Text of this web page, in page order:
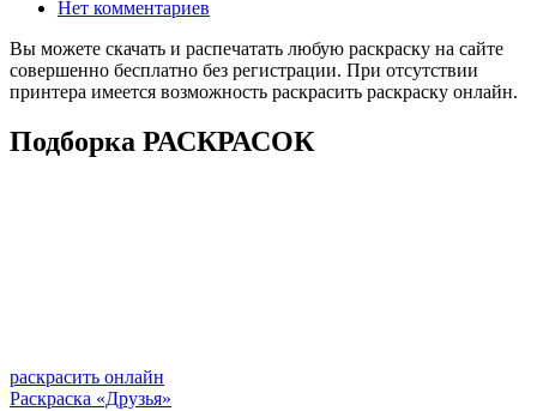
Нет комментариев
Вы можете скачать и распечатать любую раскраску на сайте
совершенно бесплатно без регистрации. При отсутствии
принтера имеется возможность раскрасить раскраску онлайн.
Подборка РАСКРАСОК
раскрасить онлайн
Раскраска «Друзья»